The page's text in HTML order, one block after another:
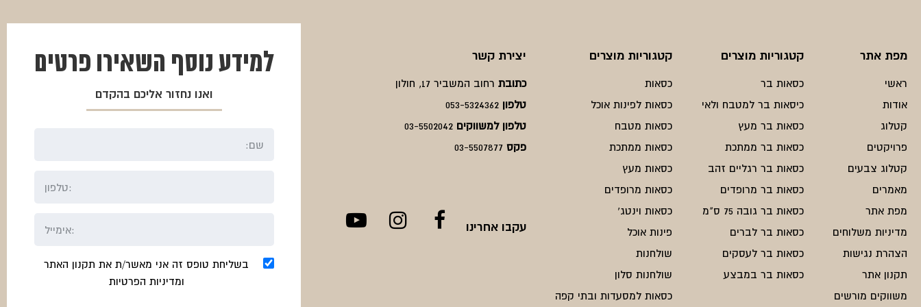
מפת אתר
ראשי
אודות
קטלוג
פרויקטים
קטלוג צבעים
מאמרים
מפת אתר
מדיניות משלוחים
הצהרת נגישות
תקנון אתר
משווקים מורשים
קטגוריות מוצרים
כסאות בר
כיסאות בר למטבח ולאי
כסאות בר מעץ
כסאות בר ממתכת
כסאות בר רגליים זהב
כסאות בר מרופדים
כסאות בר גובה 75 ס"מ
כסאות בר לברים
כסאות בר לעסקים
כסאות בר במבצע
קטגוריות מוצרים
כסאות
כסאות לפינות אוכל
כסאות מטבח
כסאות ממתכת
כסאות מעץ
כסאות מרופדים
כסאות וינטג'
פינות אוכל
שולחנות
שולחנות סלון
כסאות למסעדות ובתי קפה
יצירת קשר
כתובת רחוב המשביר 17, חולון
טלפון 053-5324362
טלפון למשווקים 03-5502042
פקס03-5507877
עקבו אחרינו
למידע נוסף השאירו פרטים
ואנו נחזור אליכם בהקדם
בשליחת טופס זה אני מאשר/ת את תקנון האתר
ומדיניות הפרטיות